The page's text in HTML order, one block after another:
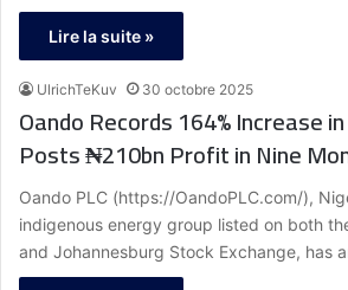
Lire la suite »
UlrichTeKuv 30 octobre 2025
Oando Records 164% Increase
Posts ₦210bn Profit in Nine
Oando PLC (https://OandoPLC.com/),
indigenous energy group listed on both
and Johannesburg Stock Exchange, has